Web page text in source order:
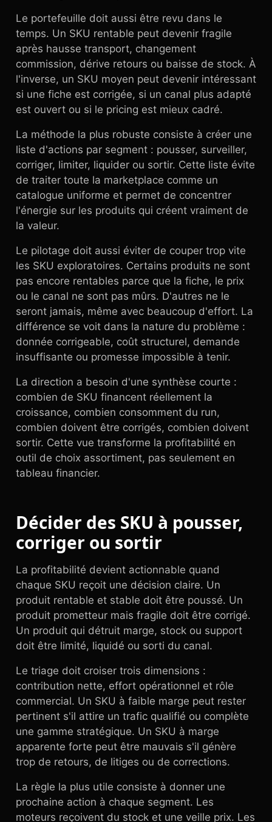
Le portefeuille doit aussi être revu dans le
temps. Un SKU rentable peut devenir fragile
après hausse transport, changement
commission, dérive retours ou baisse de stock. À
l'inverse, un SKU moyen peut devenir intéressant
si une fiche est corrigée, si un canal plus adapté
est ouvert ou si le pricing est mieux cadré.
La méthode la plus robuste consiste à créer une
liste d'actions par segment : pousser, surveiller,
corriger, limiter, liquider ou sortir. Cette liste évite
de traiter toute la marketplace comme un
catalogue uniforme et permet de concentrer
l'énergie sur les produits qui créent vraiment de
la valeur.
Le pilotage doit aussi éviter de couper trop vite
les SKU exploratoires. Certains produits ne sont
pas encore rentables parce que la fiche, le prix
ou le canal ne sont pas mûrs. D'autres ne le
seront jamais, même avec beaucoup d'effort. La
différence se voit dans la nature du problème :
donnée corrigeable, coût structurel, demande
insuffisante ou promesse impossible à tenir.
La direction a besoin d'une synthèse courte :
combien de SKU financent réellement la
croissance, combien consomment du run,
combien doivent être corrigés, combien doivent
sortir. Cette vue transforme la profitabilité en
outil de choix assortiment, pas seulement en
tableau financier.
Décider des SKU à pousser,
corriger ou sortir
La profitabilité devient actionnable quand
chaque SKU reçoit une décision claire. Un
produit rentable et stable doit être poussé. Un
produit prometteur mais fragile doit être corrigé.
Un produit qui détruit marge, stock ou support
doit être limité, liquidé ou sorti du canal.
Le triage doit croiser trois dimensions :
contribution nette, effort opérationnel et rôle
commercial. Un SKU à faible marge peut rester
pertinent s'il attire un trafic qualifié ou complète
une gamme stratégique. Un SKU à marge
apparente forte peut être mauvais s'il génère
trop de retours, de litiges ou de corrections.
La règle la plus utile consiste à donner une
prochaine action à chaque segment. Les
moteurs reçoivent du stock et une veille prix. Les